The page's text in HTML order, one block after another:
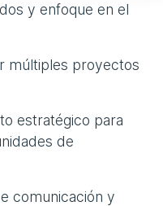
y enfoque en el
múltiples proyectos
estratégico para
de
comunicación y